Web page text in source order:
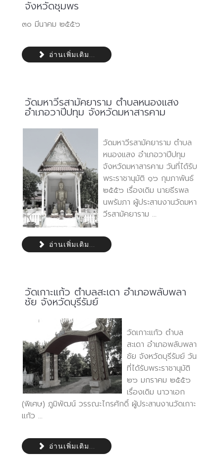
จังหวัดชุมพร
๓๐ มีนาคม ๒๕๕๖
อ่านเพิ่มเติม...
วัดมหาวีรสามัคยาราม ตำบลหนองแสง
อำเภอวาปีปทุม จังหวัดมหาสารคาม
วัดมหาวีรสามัคยาราม ตำบล
หนองแสง อำเภอวาปีปทุม
จังหวัดมหาสารคาม วันที่ได้รับ
พระราชานุมัติ ๑๖ กุมภาพันธ์
๒๕๕๖ เรื่องเดิม นายธีรพล
นพรัมภา ผู้ประสานงานวัดมหา
วีรสามัคยาราม ...
อ่านเพิ่มเติม...
วัดเกาะแก้ว ตำบลสะเดา อำเภอพลับพลา
ชัย จังหวัดบุรีรัมย์
วัดเกาะแก้ว ตำบล
สะเดา อำเภอพลับพลา
ชัย จังหวัดบุรีรัมย์ วัน
ที่ได้รับพระราชานุมัติ
๒๖ มกราคม ๒๕๕๖
เรื่องเดิม นาวาเอก
(พิเศษ) ภูมิพัฒน์ วรรณะไกรศักดิ์ ผู้ประสานงานวัดเกาะ
แก้ว ...
อ่านเพิ่มเติม...